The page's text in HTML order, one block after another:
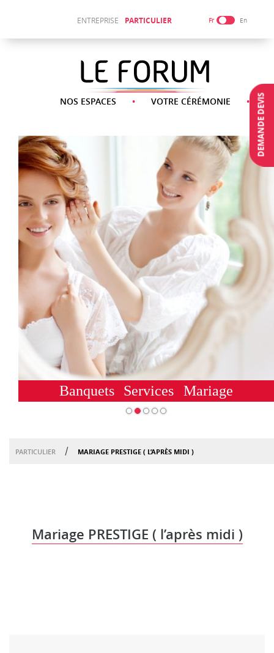
ENTREPRISE PARTICULIER Fr En
NOS ESPACES VOTRE CÉRÉMONIE DEMANDE DEVIS
Banquets Services Mariage
PARTICULIER / MARIAGE PRESTIGE ( L’APRÈS MIDI )
Mariage PRESTIGE ( l’après midi )